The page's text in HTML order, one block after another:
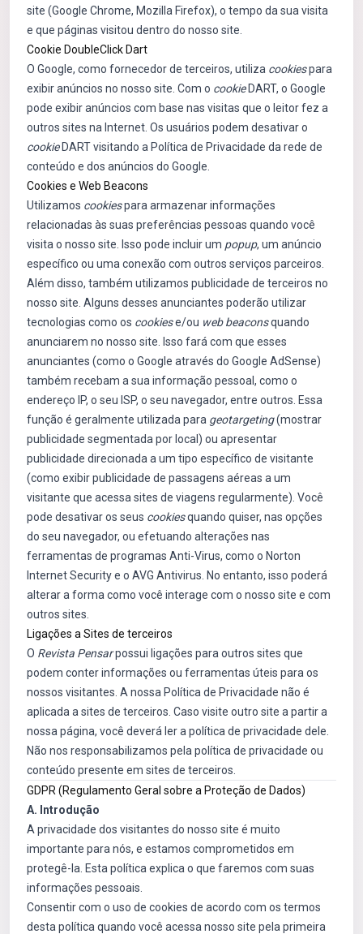
site (Google Chrome, Mozilla Firefox), o tempo da sua visita
e que páginas visitou dentro do nosso site.
Cookie DoubleClick Dart
O Google, como fornecedor de terceiros, utiliza cookiespara
exibir anúncios no nosso site. Com o cookieDART, o Google
pode exibir anúncios com base nas visitas que o leitor fez a
outros sites na Internet. Os usuários podem desativar o
cookieDART visitando a Política de Privacidade da rede de
conteúdo e dos anúncios do Google.
Cookies e Web Beacons
Utilizamos cookiespara armazenar informações
relacionadas às suas preferências pessoas quando você
visita o nosso site. Isso pode incluir um popup, um anúncio
específico ou uma conexão com outros serviços parceiros.
Além disso, também utilizamos publicidade de terceiros no
nosso site. Alguns desses anunciantes poderão utilizar
tecnologias como os cookiese/ou web beaconsquando
anunciarem no nosso site. Isso fará com que esses
anunciantes (como o Google através do Google AdSense)
também recebam a sua informação pessoal, como o
endereço IP, o seu ISP, o seu navegador, entre outros. Essa
função é geralmente utilizada para geotargeting(mostrar
publicidade segmentada por local) ou apresentar
publicidade direcionada a um tipo específico de visitante
(como exibir publicidade de passagens aéreas a um
visitante que acessa sites de viagens regularmente). Você
pode desativar os seus cookiesquando quiser, nas opções
do seu navegador, ou efetuando alterações nas
ferramentas de programas Anti-Virus, como o Norton
Internet Security e o AVG Antivirus. No entanto, isso poderá
alterar a forma como você interage com o nosso site e com
outros sites.
Ligações a Sites de terceiros
O Revista Pensarpossui ligações para outros sites que
podem conter informações ou ferramentas úteis para os
nossos visitantes. A nossa Política de Privacidade não é
aplicada a sites de terceiros. Caso visite outro site a partir a
nossa página, você deverá ler a política de privacidade dele.
Não nos responsabilizamos pela política de privacidade ou
conteúdo presente em sites de terceiros.
GDPR (Regulamento Geral sobre a Proteção de Dados)
A. Introdução
A privacidade dos visitantes do nosso site é muito
importante para nós, e estamos comprometidos em
protegê-la. Esta política explica o que faremos com suas
informações pessoais.
Consentir com o uso de cookies de acordo com os termos
desta política quando você acessa nosso site pela primeira